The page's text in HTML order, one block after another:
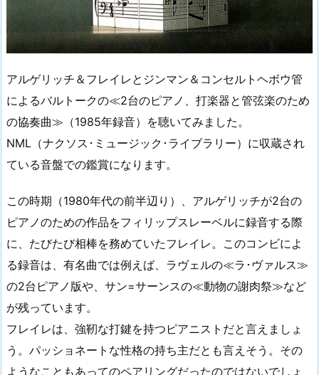
アルゲリッチ＆フレイレとジンマン＆コンセルトヘボウ管
によるバルトークの≪2台のピアノ、打楽器と管弦楽のため
の協奏曲≫（1985年録音）を聴いてみました。
NML（ナクソス･ミュージック･ライブラリー）に収蔵され
ている音盤での鑑賞になります。
この時期（1980年代の前半辺り）、アルゲリッチが2台の
ピアノのための作品をフィリップスレーベルに録音する際
に、たびたび相棒を務めていたフレイレ。このコンビによ
る録音は、有名曲では例えば、ラヴェルの≪ラ･ヴァルス≫
の2台ピアノ版や、サン=サーンスの≪動物の謝肉祭≫など
が残っています。
フレイレは、強靭な打鍵を持つピアニストだと言えましょ
う。パッショネートな性格の持ち主だとも言えそう。その
ようなこともあってのペアリングだったのではないでしょ